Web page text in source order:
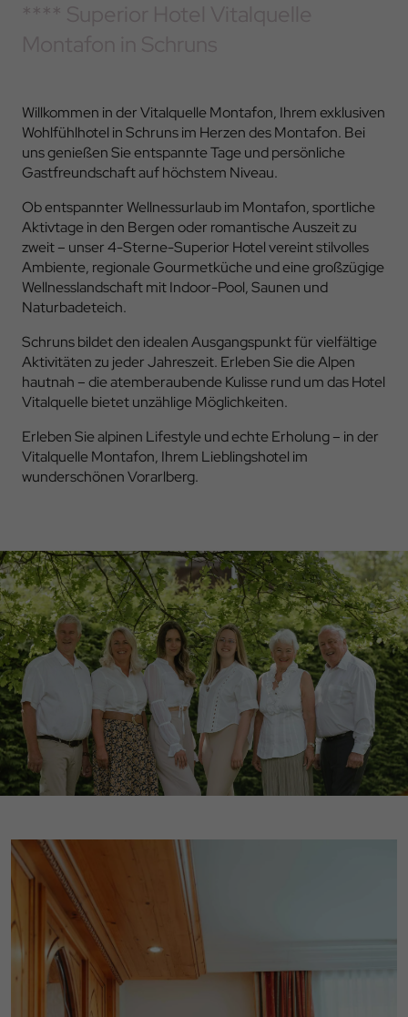
Willkommen in der Vitalquelle Montafon, Ihrem exklusiven
Wohlfühlhotel in Schruns im Herzen des Montafon. Bei
uns genießen Sie entspannte Tage und persönliche
Gastfreundschaft auf höchstem Niveau.
Ob entspannter Wellnessurlaub im Montafon, sportliche
Aktivtage in den Bergen oder romantische Auszeit zu
zweit – unser 4-Sterne-Superior Hotel vereint stilvolles
Ambiente, regionale Gourmetküche und eine großzügige
Wellnesslandschaft mit Indoor-Pool, Saunen und
Naturbadeteich.
Schruns bildet den idealen Ausgangspunkt für vielfältige
Aktivitäten zu jeder Jahreszeit. Erleben Sie die Alpen
hautnah – die atemberaubende Kulisse rund um das Hotel
Vitalquelle bietet unzählige Möglichkeiten.
Erleben Sie alpinen Lifestyle und echte Erholung – in der
Vitalquelle Montafon, Ihrem Lieblingshotel im
wunderschönen Vorarlberg.